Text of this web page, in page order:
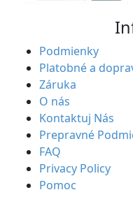
Podmienky
Platobné a
Záruka
O nás
Kontaktuj Nás
Prepravné
FAQ
Privacy Policy
Pomoc